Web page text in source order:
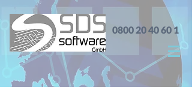
0800 20 40 60 1